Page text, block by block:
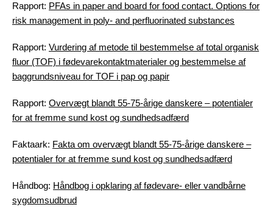
Rapport: PFAs in paper and board for food contact. Options for
risk management in poly- and perfluorinated substances
Rapport: Vurdering af metode til bestemmelse af total organisk
fluor (TOF) i fødevarekontaktmaterialer og bestemmelse af
baggrundsniveau for TOF i pap og papir
Rapport: Overvægt blandt 55-75-årige danskere – potentialer
for at fremme sund kost og sundhedsadfærd
Faktaark: Fakta om overvægt blandt 55-75-årige danskere –
potentialer for at fremme sund kost og sundhedsadfærd
Håndbog: Håndbog i opklaring af fødevare- eller vandbårne
sygdomsudbrud